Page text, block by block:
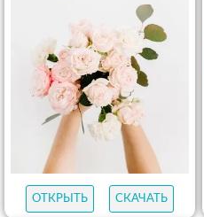
ОТКРЫТЬ СКАЧАТЬ